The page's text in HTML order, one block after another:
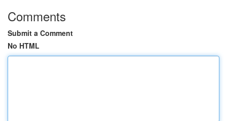
Comments
Submit a Comment
No HTML